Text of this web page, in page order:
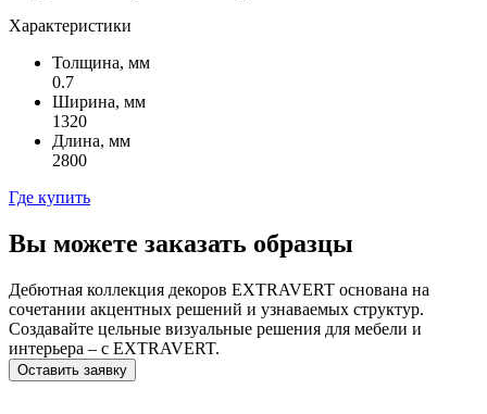
Характеристики
Толщина, мм
0.7
Ширина, мм
1320
Длина, мм
2800
Где купить
Вы можете заказать образцы
Дебютная коллекция декоров EXTRAVERT основана на
сочетании акцентных решений и узнаваемых структур.
Создавайте цельные визуальные решения для мебели и
интерьера – с EXTRAVERT.
Оставить заявку